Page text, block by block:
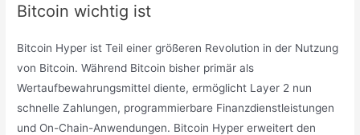
Bitcoin wichtig ist
Bitcoin Hyper ist Teil einer größeren Revolution in der Nutzung
von Bitcoin. Während Bitcoin bisher primär als
Wertaufbewahrungsmittel diente, ermöglicht Layer 2 nun
schnelle Zahlungen, programmierbare Finanzdienstleistungen
und On-Chain-Anwendungen. Bitcoin Hyper erweitert den